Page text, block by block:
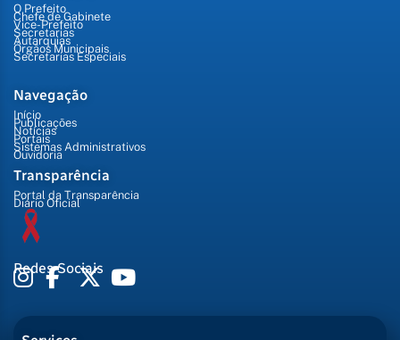
O Prefeito
Chefe de Gabinete
Vice-Prefeito
Secretarias
Autarquias
Órgãos Municipais
Secretarias Especiais
Navegação
Início
Publicações
Notícias
Portais
Sistemas Administrativos
Ouvidoria
Transparência
Portal da Transparência
Diário Oficial
Redes Sociais